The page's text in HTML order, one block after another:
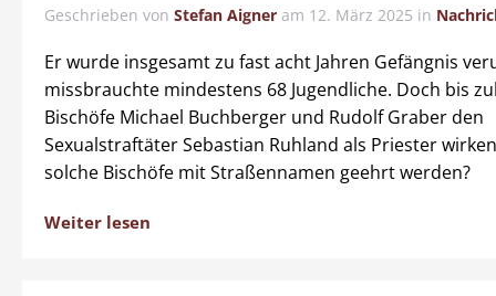
Geschrieben von Stefan Aigner am 12. März 2025 in
Er wurde insgesamt zu fast acht Jahren Gefängnis
missbrauchte mindestens 68 Jugendliche. Doch bis
Bischöfe Michael Buchberger und Rudolf Graber den
Sexualstraftäter Sebastian Ruhland als Priester
solche Bischöfe mit Straßennamen geehrt werden?
Weiter lesen